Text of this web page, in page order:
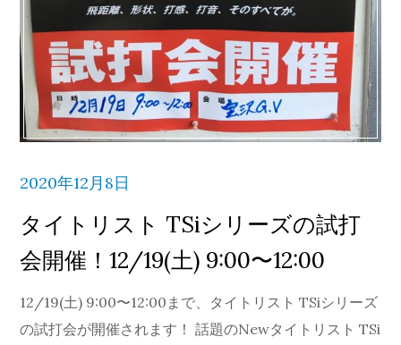
2020年12月8日
タイトリスト TSiシリーズの試打
会開催！12/19(土) 9:00〜12:00
12/19(土) 9:00〜12:00まで、タイトリスト TSiシリーズ
の試打会が開催されます！ 話題のNewタイトリスト TSi